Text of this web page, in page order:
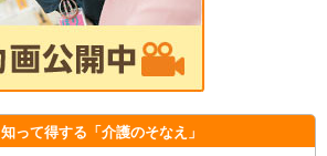
知って得する 「介護のそなえ」